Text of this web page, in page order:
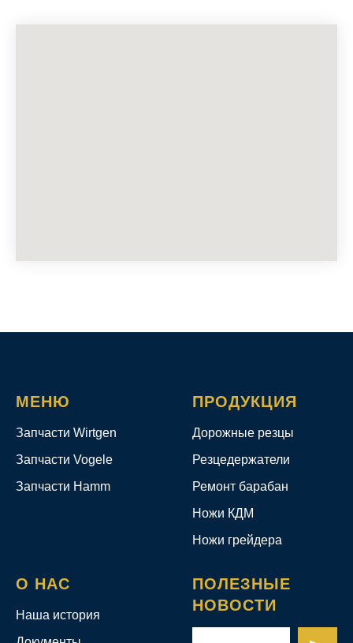
МЕНЮ
Запчасти Wirtgen
Запчасти Vogele
Запчасти Hamm
ПРОДУКЦИЯ
Дорожные резцы
Резцедержатели
Ремонт барабан
Ножи КДМ
Ножи грейдера
О НАС
Наша история
ПОЛЕЗНЫЕ
НОВОСТИ